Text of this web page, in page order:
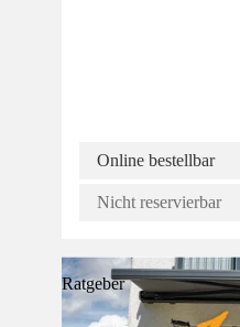
Online bestellbar
Nicht reservierbar
Ratgeber